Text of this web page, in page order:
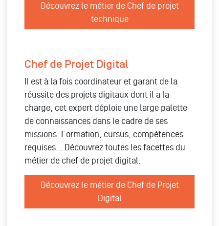
Découvrez le métier de Chef de projet
technique
Chef de Projet Digital
Il est à la fois coordinateur et garant de la
réussite des projets digitaux dont il a la
charge, cet expert déploie une large palette
de connaissances dans le cadre de ses
missions. Formation, cursus, compétences
requises… Découvrez toutes les facettes du
métier de chef de projet digital.
Découvrez le métier de Chef de Projet
Digital